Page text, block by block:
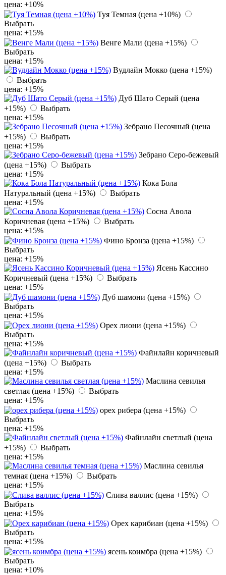
цена: +10%
Туя Темная (цена +10%)
Выбрать
цена: +15%
Венге Мали (цена +15%)
Выбрать
цена: +15%
Вудлайн Мокко (цена +15%)
Выбрать
цена: +15%
Дуб Шато Серый (цена
+15%)
Выбрать
цена: +15%
Зебрано Песочный (цена
+15%)
Выбрать
цена: +15%
Зебрано Серо-бежевый
(цена +15%)
Выбрать
цена: +15%
Кока Бола
Натуральный (цена +15%)
Выбрать
цена: +15%
Сосна Авола
Коричневая (цена +15%)
Выбрать
цена: +15%
Фино Бронза (цена +15%)
Выбрать
цена: +15%
Ясень Кассино
Коричневый (цена +15%)
Выбрать
цена: +15%
Дуб шамони (цена +15%)
Выбрать
цена: +15%
Орех лиони (цена +15%)
Выбрать
цена: +15%
Файнлайн коричневый
(цена +15%)
Выбрать
цена: +15%
Маслина севилья
светлая (цена +15%)
Выбрать
цена: +15%
орех рибера (цена +15%)
Выбрать
цена: +15%
Файнлайн светлый (цена
+15%)
Выбрать
цена: +15%
Маслина севилья
темная (цена +15%)
Выбрать
цена: +15%
Слива валлис (цена +15%)
Выбрать
цена: +15%
Орех карибиан (цена +15%)
Выбрать
цена: +15%
ясень коимбра (цена +15%)
Выбрать
цена: +10%